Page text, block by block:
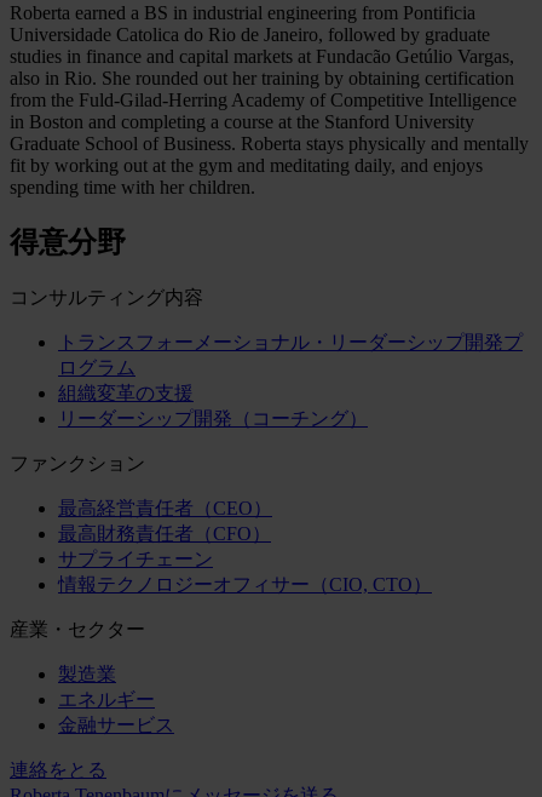
Roberta earned a BS in industrial engineering from Pontificia
Universidade Catolica do Rio de Janeiro, followed by graduate
studies in finance and capital markets at Fundacão Getúlio Vargas,
also in Rio. She rounded out her training by obtaining certification
from the Fuld-Gilad-Herring Academy of Competitive Intelligence
in Boston and completing a course at the Stanford University
Graduate School of Business. Roberta stays physically and mentally
fit by working out at the gym and meditating daily, and enjoys
spending time with her children.
得意分野
コンサルティング内容
トランスフォーメーショナル・リーダーシップ開発プ
ログラム
組織変革の支援
リーダーシップ開発（コーチング）
ファンクション
最高経営責任者（CEO）
最高財務責任者（CFO）
サプライチェーン
情報テクノロジーオフィサー（CIO, CTO）
産業・セクター
製造業
エネルギー
金融サービス
連絡をとる